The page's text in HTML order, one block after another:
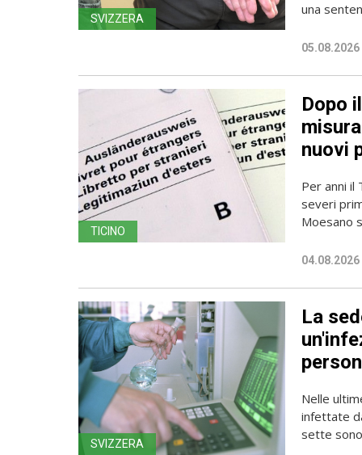
SVIZZERA
una
05.08.2026
TICINO
Dopo
nuovi
Per anni il
severi
Moesano
04.08.2026
SVIZZERA
La
Nelle
infettate
sette